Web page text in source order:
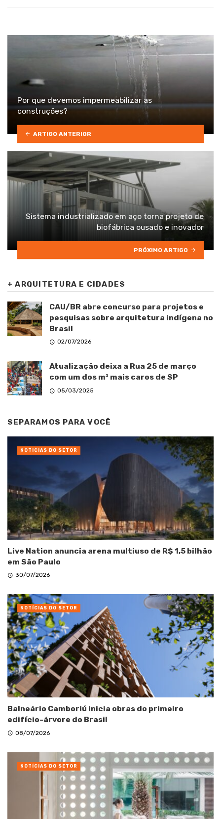
Por que devemos impermeabilizar as
construções?
ARTIGO ANTERIOR
Sistema industrializado em aço torna projeto de
biofábrica ousado e inovador
PRÓXIMO ARTIGO
+ARQUITETURA E CIDADES
CAU/BR abre concurso para projetos e
pesquisas sobre arquitetura indígena no
Brasil
02/07/2026
Atualização deixa a Rua 25 de março
com um dos m² mais caros de SP
05/03/2025
SEPARAMOS PARA VOCÊ
Live Nation anuncia arena multiuso de R$ 1,5 bilhão
em São Paulo
30/07/2026
NOTÍCIAS DO SETOR
Balneário Camboriú inicia obras do primeiro
edifício-árvore do Brasil
08/07/2026
NOTÍCIAS DO SETOR
NOTÍCIAS DO SETOR